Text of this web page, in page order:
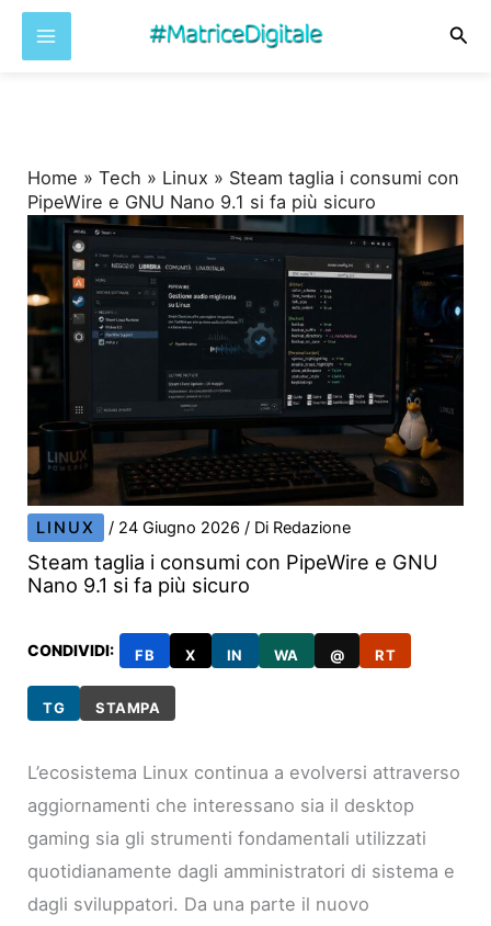
Home »Tech » Linux » Steam taglia i consumi con
PipeWire e GNU Nano 9.1 si fa più sicuro
LINUX / 24 Giugno 2026/ Di Redazione
Steam taglia i consumi con PipeWire e GNU
Nano 9.1 si fa più sicuro
CONDIVIDI: FB X IN WA @ RT
TG STAMPA
L’ecosistema Linux continua a evolversi attraverso
aggiornamenti che interessano sia il desktop
gaming sia gli strumenti fondamentali utilizzati
quotidianamente dagli amministratori di sistema e
dagli sviluppatori. Da una parte il nuovo